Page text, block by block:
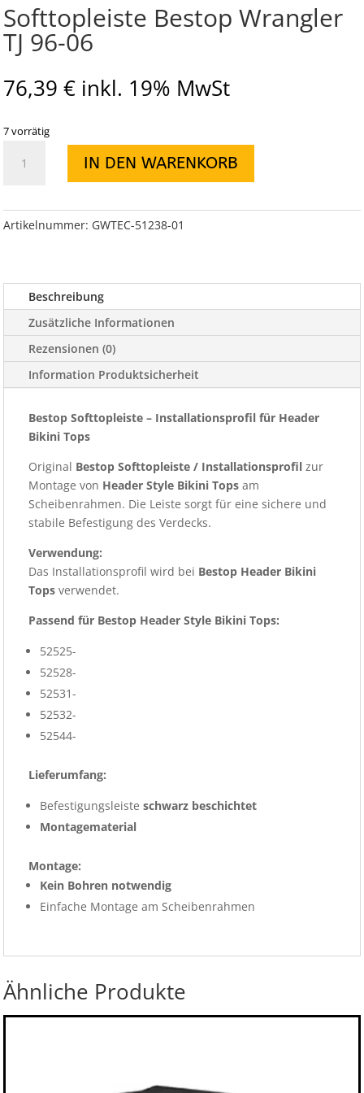
Softtopleiste Bestop Wrangler
TJ 96-06
76,39 € inkl. 19% MwSt
7 vorrätig
Softtopleiste
Bestop
96-
IN DEN WARENKORB
Artikelnummer: GWTEC-51238-01
Beschreibung
Zusätzliche Informationen
Rezensionen (0)
Information Produktsicherheit
Bestop Softtopleiste – Installationsprofil für Header
Bikini Tops
Original Bestop Softtopleiste / Installationsprofil zur
Montage von Header Style Bikini Tops am
Scheibenrahmen. Die Leiste sorgt für eine sichere und
stabile Befestigung des Verdecks.
Verwendung:
Das Installationsprofil wird bei Bestop Header Bikini
Tops verwendet.
Passend für Bestop Header Style Bikini Tops:
52525-
52528-
52531-
52532-
52544-
Lieferumfang:
Befestigungsleiste schwarz beschichtet
Montagematerial
Montage:
Kein Bohren notwendig
Einfache Montage am Scheibenrahmen
Ähnliche Produkte